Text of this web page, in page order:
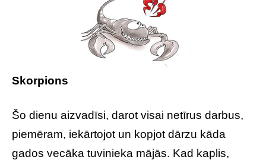
Skorpions
Šo dienu aizvadīsi, darot visai netīrus darbus,
piemēram, iekārtojot un kopjot dārzu kāda
gados vecāka tuvinieka mājās. Kad kaplis,